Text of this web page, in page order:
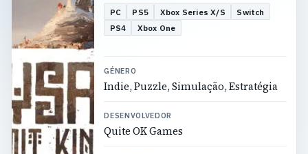
PC PS5 Xbox Series X/S
Switch
PS4
Xbox One
GÉNERO
Indie, Puzzle, Simulação, Estratégia
DESENVOLVEDOR
Quite OK Games